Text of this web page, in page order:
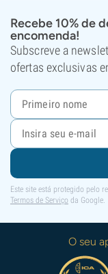
Recebe 10% de
encomenda!
Subscreve a
ofertas exclusivas
Este site está protegido pelo
Termos de Serviço da Google.
O seu